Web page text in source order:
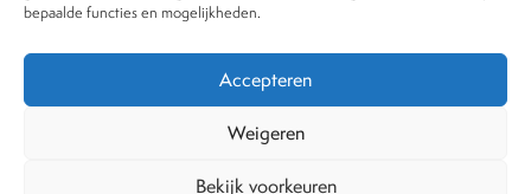
bepaalde functies en mogelijkheden.
Accepteren
Weigeren
Bekijk voorkeuren
Nieuws
Behandelwijzen
Dossiers
Tijdschrift